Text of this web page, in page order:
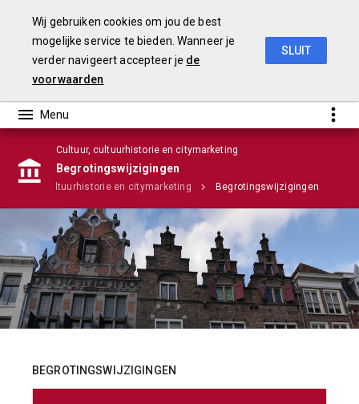
Infographic
Cultuur, cultuurhistorie en citymarketing
Begrotingswijzigingen
Cultuur, cultuurhistorie en citymarketing Begrotingswijzigingen
BEGROTINGSWIJZIGINGEN
Wij gebruiken cookies om jou de best
mogelijke service te bieden. Wanneer je
verder navigeert accepteer je de
voorwaarden
SLUIT